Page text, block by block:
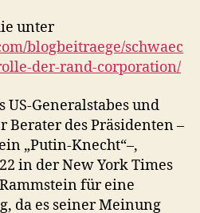
unter
blogbeitraege/schwaec
der-rand-corporation/
US-Generalstabes und
des Präsidenten –
„Putin-Knecht“–,
in der New York Times
für eine
da es seiner Meinung